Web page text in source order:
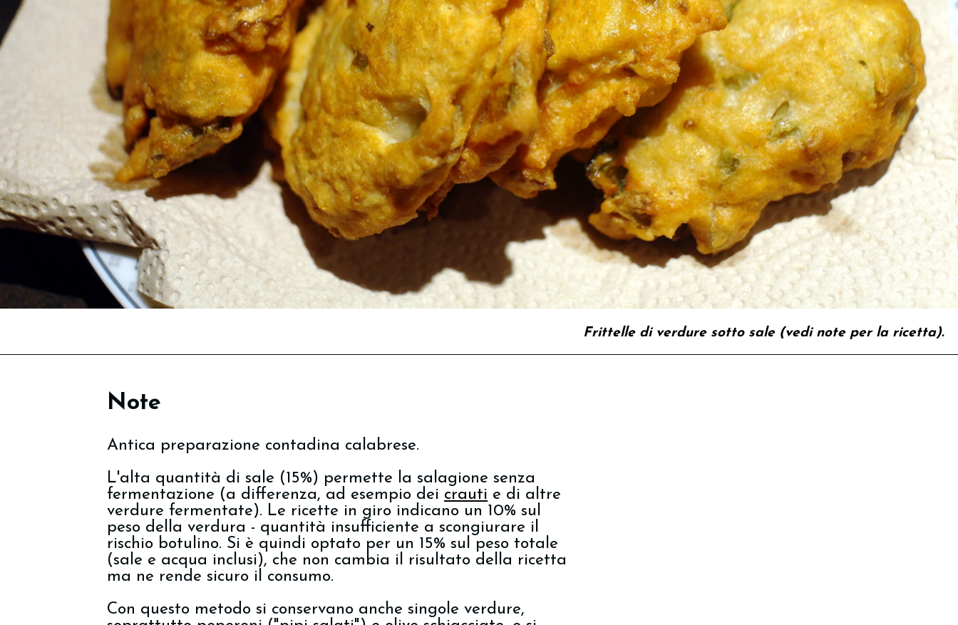
Frittelle di verdure sotto sale (vedi note per la ricetta).
Note
Antica preparazione contadina calabrese.
L'alta quantità di sale (15%) permette la salagione senza
fermentazione (a differenza, ad esempio dei crauti e di altre
verdure fermentate). Le ricette in giro indicano un 10% sul
peso della verdura - quantità insufficiente a scongiurare il
rischio botulino. Si è quindi optato per un 15% sul peso totale
(sale e acqua inclusi), che non cambia il risultato della ricetta
ma ne rende sicuro il consumo.
Con questo metodo si conservano anche singole verdure,